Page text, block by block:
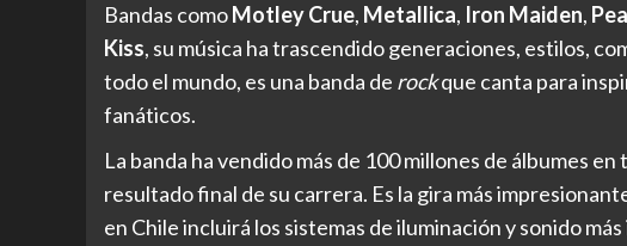
Bandas comoMotley Crue, Metallica, Iron Maiden,
Kiss, su música ha trascendido generaciones, estilos,
todo el mundo, es una banda de rockque canta para
fanáticos.
La banda ha vendido más de 100 millones de álbumes
resultado final de su carrera. Es la gira más
en Chile incluirá los sistemas de iluminación y sonido